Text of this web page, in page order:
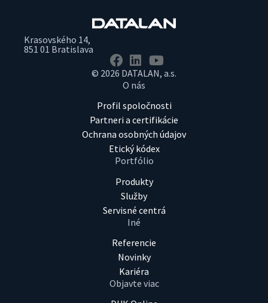
Krasovského 14,
851 01 Bratislava
© 2026 DATALAN, a.s.
O nás
Profil spoločnosti
Partneri a certifikácie
Ochrana osobných údajov
Etický kódex
Portfólio
Produkty
Služby
Servisné centrá
Iné
Referencie
Novinky
Kariéra
Objavte viac